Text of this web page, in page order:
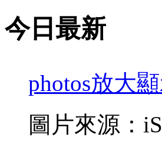
今日最新
photos放大
圖片來源：